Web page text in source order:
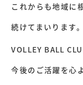
これからも地域に
続けてまいります。
VOLLEY BALL
今後のご活躍を心